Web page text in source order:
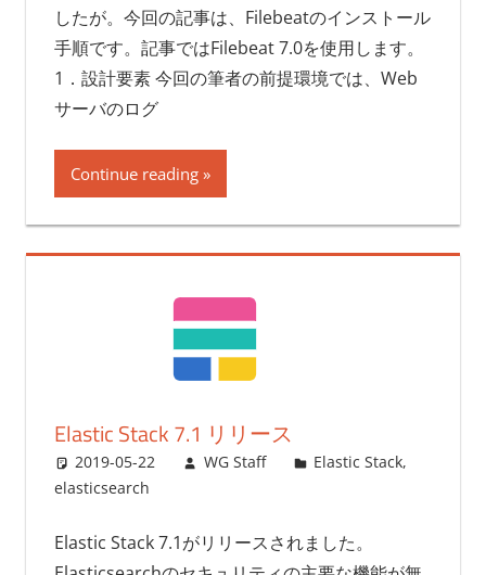
したが。今回の記事は、Filebeatのインストール
手順です。記事ではFilebeat 7.0を使用します。
1．設計要素 今回の筆者の前提環境では、Web
サーバのログ
Continue reading
Elastic Stack 7.1 リリース
2019-05-22 WG Staff Elastic Stack,
elasticsearch
Elastic Stack 7.1がリリースされました。